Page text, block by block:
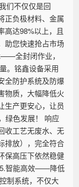
们不仅仅是回
正负极材料、金属
高达98%以上，且
助您快速抢占市场
——全封闭作业，
。铭鑫设备采用
全防护系统及防爆
物质，大幅降低火
生产更安心，让员
绿色发展！ 响应
收工艺无废水、无
排放），完全符合
保高压下依然稳健
5.智能高效——降低
制系统，不仅大